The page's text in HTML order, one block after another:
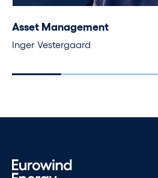
Asset Management
Inger Vestergaard